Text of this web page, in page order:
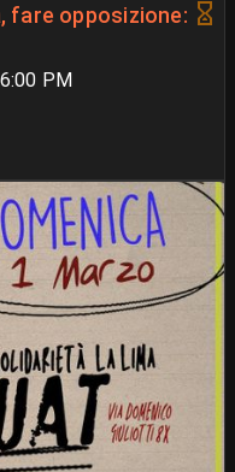
fare opposizione:
PM